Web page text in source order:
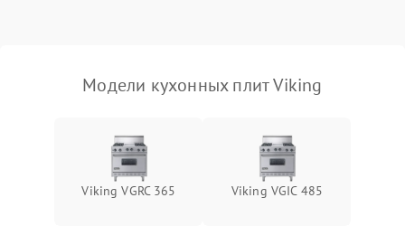
Модели кухонных плит Viking
Viking VGRC 365 Viking VGIC 485